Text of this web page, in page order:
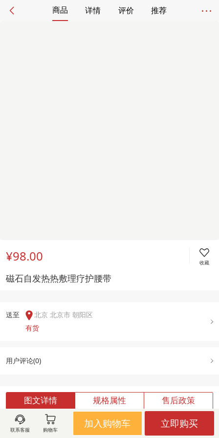
商品 详情 评价 推荐
¥98.00 收藏
磁石自发热热敷理疗护腰带
送至
北京 北京市 朝阳区
有货
用户评论(0)
图文详情 规格属性 售后政策
联系客服 购物车
加入购物车 立即购买